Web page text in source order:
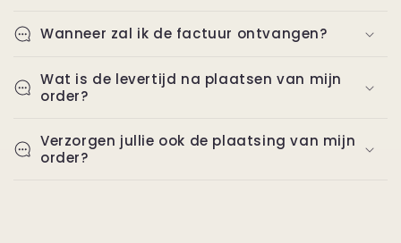
Wanneer zal ik de factuur ontvangen?
Wat is de levertijd na plaatsen van mijn
order?
Verzorgen jullie ook de plaatsing van mijn
order?